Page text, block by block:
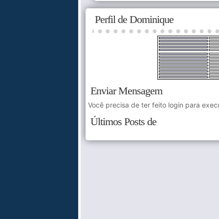
Perfil de Dominique
Enviar Mensagem
Você precisa de ter feito login para
Últimos Posts de